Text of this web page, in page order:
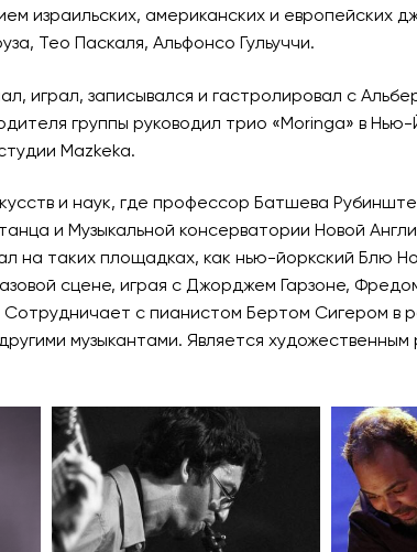
израильских, американских и европейских
Тео Паскаля, Альфонсо Гульуччи.
играл, записывался и гастролировал с
группы руководил трио «Moringa» в
Mazkeka.
и наук, где профессор Батшева
и Музыкальной консерватории Новой
на таких площадках, как нью-йоркский Блю
сцене, играя с Джорджем Гарзоне,
с пианистом Бертом Сигером в
музыкантами. Является